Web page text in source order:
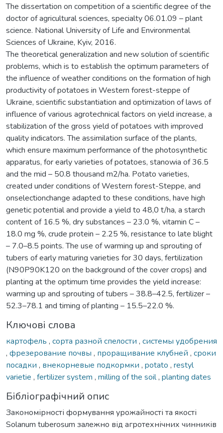
The dissertation on competition of a scientific degree of the
doctor of agricultural sciences, specialty 06.01.09 – plant
science. National University of Life and Environmental
Sciences of Ukraine, Kyiv, 2016.
The theoretical generalization and new solution of scientific
problems, which is to establish the optimum parameters of
the influence of weather conditions on the formation of high
productivity of potatoes in Western forest-steppe of
Ukraine, scientific substantiation and optimization of laws of
influence of various agrotechnical factors on yield increase, a
stabilization of the gross yield of potatoes with improved
quality indicators. The assimilation surface of the plants,
which ensure maximum performance of the photosynthetic
apparatus, for early varieties of potatoes, stanowia of 36.5
and the mid – 50.8 thousand m2/ha. Potato varieties,
created under conditions of Western forest-Steppe, and
onselectionchange adapted to these conditions, have high
genetic potential and provide a yield to 48,0 t/ha, a starch
content of 16.5 %, dry substances – 23.0 %, vitamin C –
18.0 mg %, crude protein – 2.25 %, resistance to late blight
– 7.0–8.5 points. The use of warming up and sprouting of
tubers of early maturing varieties for 30 days, fertilization
(N90P90K120 on the background of the cover crops) and
planting at the optimum time provides the yield increase:
warming up and sprouting of tubers – 38.8–42.5, fertilizer –
52.3–78.1 and timing of planting – 15.5–22.0 %.
Ключові слова
картофель , сорта разной спелости , системы удобрения
, фрезерование почвы , проращивание клубней , сроки
посадки , внекорневые подкормки , potato , restyl
varietie , fertilizer system , milling of the soil, planting dates
Бібліографічний опис
Закономірності формування урожайності та якості
Solanum tuberosum залежно від агротехнічних чинників